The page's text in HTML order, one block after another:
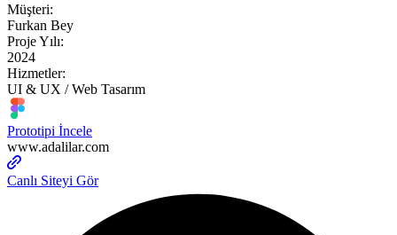
Müşteri:
Furkan Bey
Proje Yılı:
2024
Hizmetler:
UI & UX / Web Tasarım
Prototipi İncele
www.adalilar.com
Canlı Siteyi Gör